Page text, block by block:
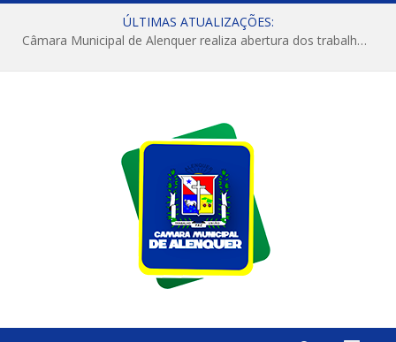
ÚLTIMAS ATUALIZAÇÕES:
Câmara Municipal de Alenquer realiza abertura dos trabalhos do 4º Período Legislativo